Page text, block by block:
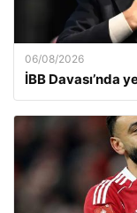
06/08/2026
İBB Davası’nda